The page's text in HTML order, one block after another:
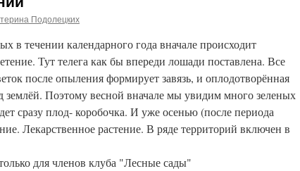
Подолецких
в течении календарного года вначале происходит
Тут телега как бы впереди лошади поставлена. Все
после опыления формирует завязь, и оплодотворённая
землёй. Поэтому весной вначале мы увидим много зеленых
сразу плод- коробочка. И уже осенью (после периода
Лекарственное растение. В ряде территорий включен в
для членов клуба "Лесные сады"